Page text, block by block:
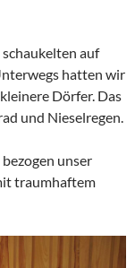
auf
hatten wir
Dörfer. Das
und Nieselregen.
unser
traumhaftem